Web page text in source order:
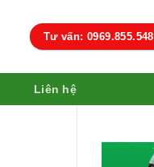
Tư vấn: 0969.855.548
Liên hệ